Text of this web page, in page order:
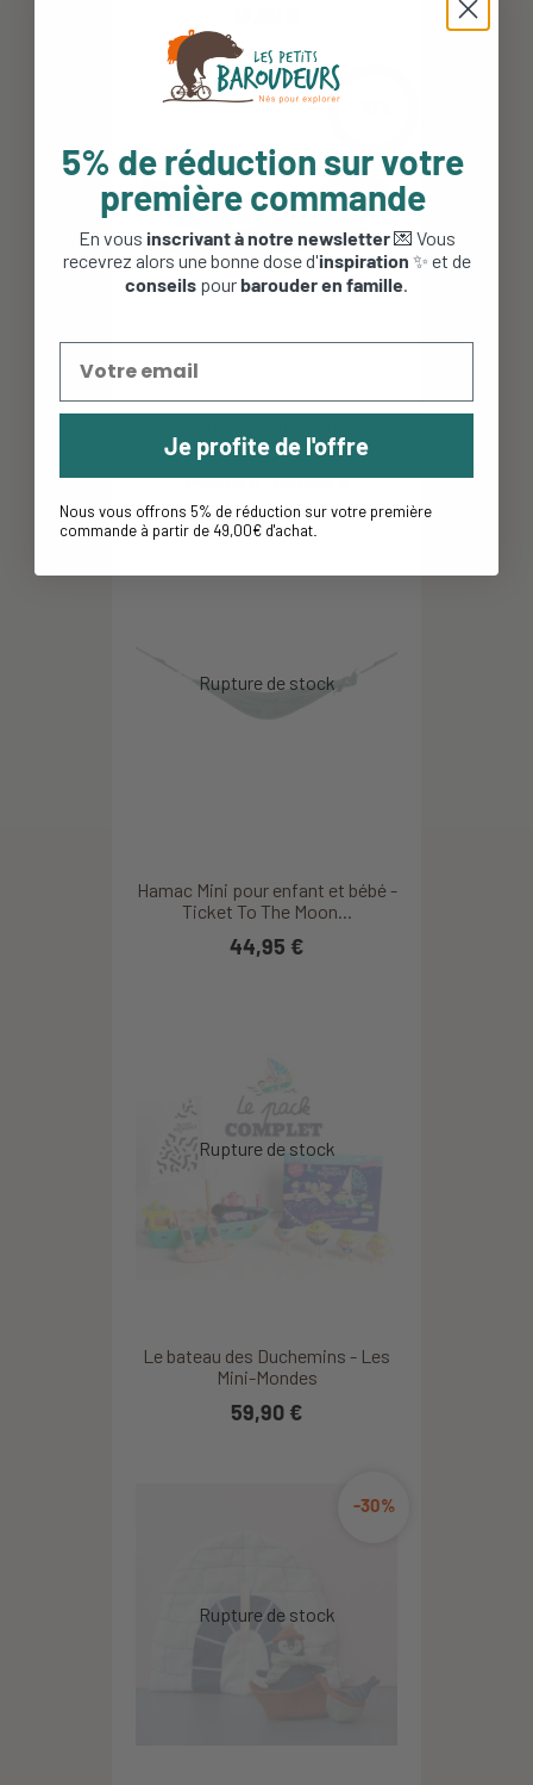
original - Felt Mustard
145,00 € 130,50 €
Hamac Mini pour enfant et bébé -
Ticket To The Moon...
44,95 €
Le bateau des Duchemins - Les
Mini-Mondes
59,90 €
-30%
5% de réduction sur votre
première commande
En vous inscrivant à notre newsletter💌 Vous
recevrez alors une bonne dose d'inspiration ✨ et de
conseils pourbarouder en famille
Je profite de l'offre
Nous vous offrons 5% de réduction sur votre première
commande à partir de 49,00€ d'achat